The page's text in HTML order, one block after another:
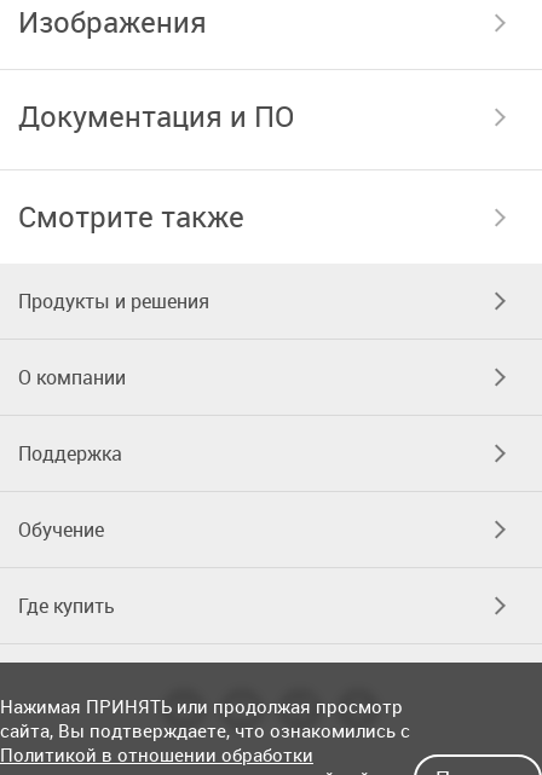
Изображения
Документация и ПО
Смотрите также
Продукты и решения
О компании
Поддержка
Обучение
Где купить
Нажимая ПРИНЯТЬ или продолжая просмотр
сайта, Вы подтверждаете, что ознакомились с
Политикой в отношении обработки